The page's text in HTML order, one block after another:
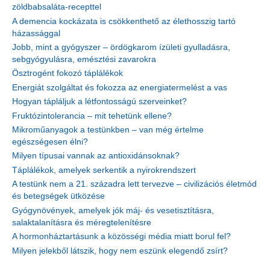
zöldbabsaláta-recepttel
A demencia kockázata is csökkenthető az élethosszig tartó
házassággal
Jobb, mint a gyógyszer – ördögkarom ízületi gyulladásra,
sebgyógyulásra, emésztési zavarokra
Ösztrogént fokozó táplálékok
Energiát szolgáltat és fokozza az energiatermelést a vas
Hogyan tápláljuk a létfontosságú szerveinket?
Fruktózintolerancia – mit tehetünk ellene?
Mikroműanyagok a testünkben – van még értelme
egészségesen élni?
Milyen típusai vannak az antioxidánsoknak?
Táplálékok, amelyek serkentik a nyirokrendszert
A testünk nem a 21. századra lett tervezve – civilizációs életmód
és betegségek ütközése
Gyógynövények, amelyek jók máj- és vesetisztításra,
salaktalanításra és méregtelenítésre
A hormonháztartásunk a közösségi média miatt borul fel?
Milyen jelekből látszik, hogy nem eszünk elegendő zsírt?